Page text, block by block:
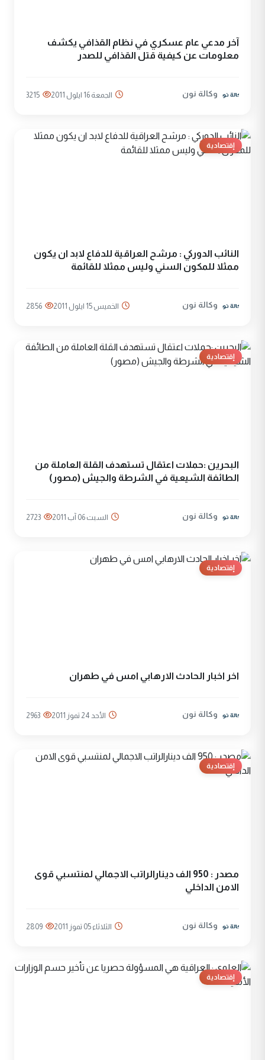
آخر مدعي عام عسكري في نظام القذافي يكشف
معلومات عن كيفية قتل القذافي للصدر
وكالة نون الجمعة 16 ايلول 2011 3215
إقتصادية
النائب الدوركي : مرشح العراقية للدفاع لابد ان يكون
ممثلا للمكون السني وليس ممثلا للقائمة
وكالة نون الخميس 15 ايلول 2011 2856
إقتصادية
البحرين :حملات اعتقال تستهدف القلة العاملة من
الطائفة الشيعية في الشرطة والجيش (مصور)
وكالة نون السبت 06 آب 2011 2723
إقتصادية
اخر اخبار الحادث الارهابي امس في طهران
وكالة نون الأحد 24 تموز 2011 2963
إقتصادية
مصدر : 950 الف دينارالراتب الاجمالي لمنتسبي قوى
الامن الداخلي
وكالة نون الثلاثاء 05 تموز 2011 2809
إقتصادية